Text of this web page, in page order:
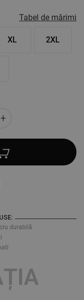
Tabel de mărimi
XL 2XL
durabilă